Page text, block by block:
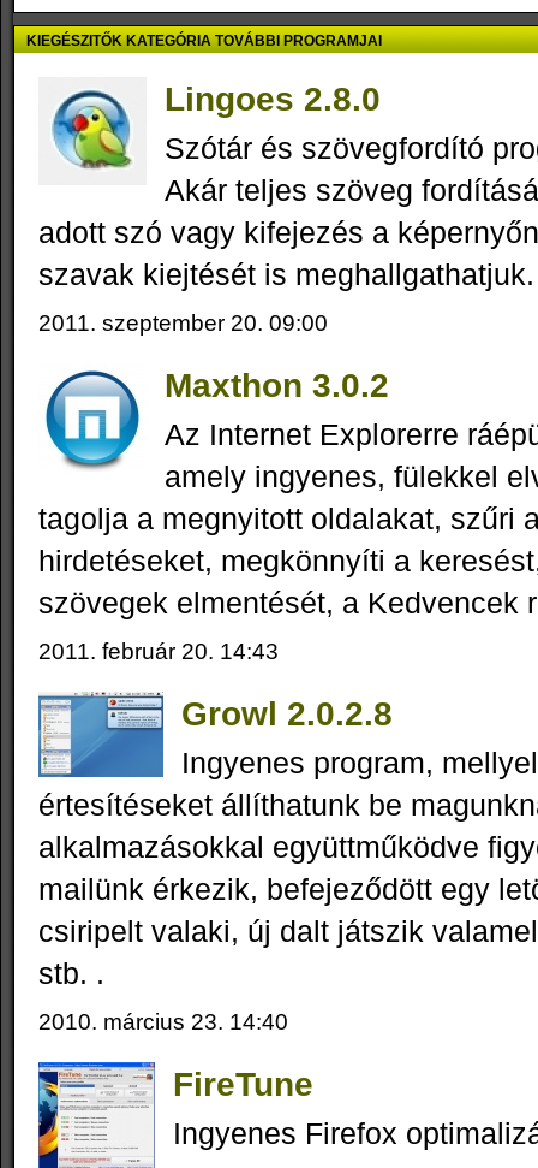
KIEGÉSZITŐK KATEGÓRIA TOVÁBBI PROGRAMJAI
Lingoes 2.8.0
Szótár és szövegfordító
Akár teljes szöveg
adott szó vagy kifejezés a
szavak kiejtését is meghallgathatjuk.
2011. szeptember 20. 09:00
Maxthon 3.0.2
Az Internet Explorerre
amely ingyenes, fülekkel
tagolja a megnyitott oldalakat, szűri
hirdetéseket, megkönnyíti a
szövegek elmentését, a Kedvencek
2011. február 20. 14:43
Growl 2.0.2.8
Ingyenes program,
értesítéseket állíthatunk be
alkalmazásokkal együttműködve
mailünk érkezik, befejeződött egy
csiripelt valaki, új dalt játszik
stb. .
2010. március 23. 14:40
FireTune
Ingyenes Firefox